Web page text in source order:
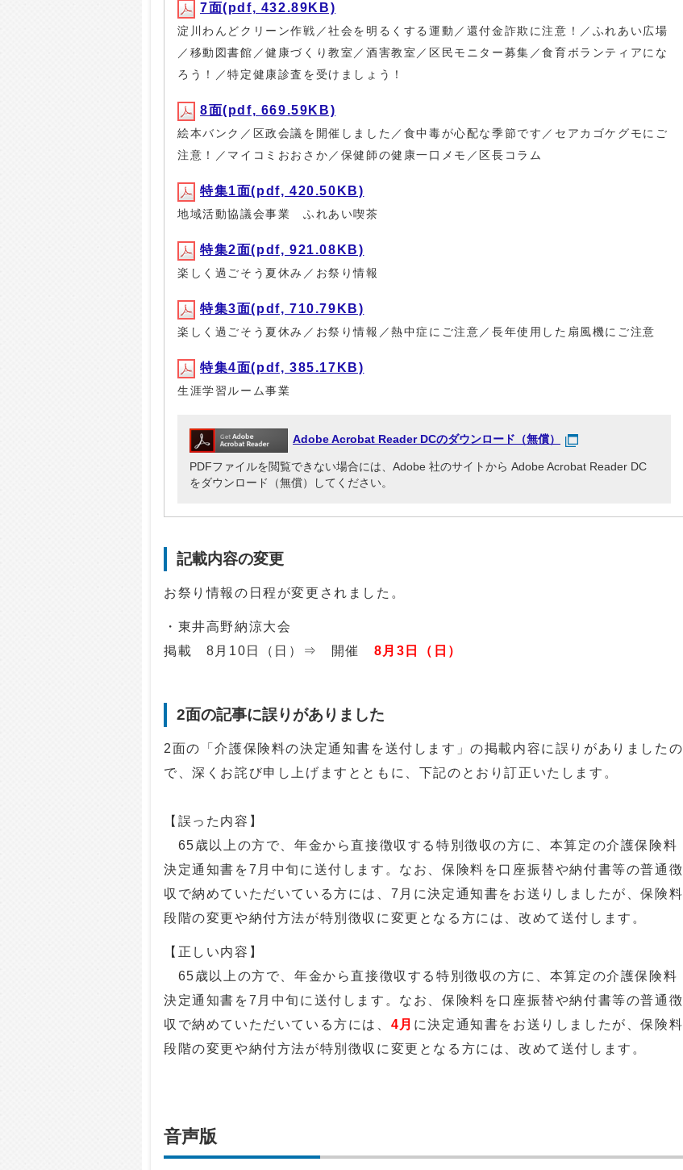
7面(pdf, 432.89KB)
淀川わんどクリーン作戦／社会を明るくする運動／還付金詐欺に注意！／ふれあい広場
／移動図書館／健康づくり教室／酒害教室／区民モニター募集／食育ボランティアにな
ろう！／特定健康診査を受けましょう！
8面(pdf, 669.59KB)
絵本バンク／区政会議を開催しました／食中毒が心配な季節です／セアカゴケグモにご
注意！／マイコミおおさか／保健師の健康一口メモ／区長コラム
特集1面(pdf, 420.50KB)
地域活動協議会事業 ふれあい喫茶
特集2面(pdf, 921.08KB)
楽しく過ごそう夏休み／お祭り情報
特集3面(pdf, 710.79KB)
楽しく過ごそう夏休み／お祭り情報／熱中症にご注意／長年使用した扇風機にご注意
特集4面(pdf, 385.17KB)
生涯学習ルーム事業
Adobe Acrobat Reader DCのダウンロード（無償）
PDFファイルを閲覧できない場合には、Adobe 社のサイトから Adobe Acrobat Reader DC
をダウンロード（無償）してください。
記載内容の変更
お祭り情報の日程が変更されました。
・東井高野納涼大会
掲載 8月10日（日）⇒ 開催 8月3日（日）
2面の記事に誤りがありました
2面の「介護保険料の決定通知書を送付します」の掲載内容に誤りがありましたの
で、深くお詫び申し上げますとともに、下記のとおり訂正いたします。
【誤った内容】
65歳以上の方で、年金から直接徴収する特別徴収の方に、本算定の介護保険料
決定通知書を7月中旬に送付します。なお、保険料を口座振替や納付書等の普通徴
収で納めていただいている方には、7月に決定通知書をお送りしましたが、保険料
段階の変更や納付方法が特別徴収に変更となる方には、改めて送付します。
【正しい内容】
65歳以上の方で、年金から直接徴収する特別徴収の方に、本算定の介護保険料
決定通知書を7月中旬に送付します。なお、保険料を口座振替や納付書等の普通徴
収で納めていただいている方には、 4月 に決定通知書をお送りしましたが、保険料
段階の変更や納付方法が特別徴収に変更となる方には、改めて送付します。
音声版